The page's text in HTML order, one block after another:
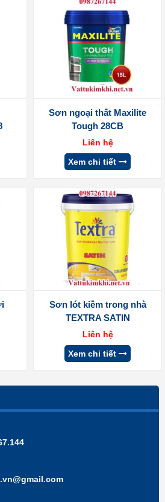
Sơn ngoại thất Maxilite
Tough 28CB
Liên hệ
Xem chi tiết
Sơn lót kiềm trong nhà
TEXTRA SATIN
Liên hệ
Xem chi tiết